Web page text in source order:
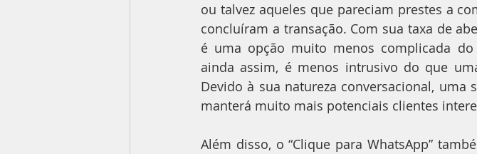
ou talvez aqueles que pareciam prestes a
concluíram a transação. Com sua taxa de
é uma opção muito menos complicada
ainda assim, é menos intrusivo do que
Devido à sua natureza conversacional, uma
manterá muito mais potenciais clientes
Além disso, o “Clique para WhatsApp”